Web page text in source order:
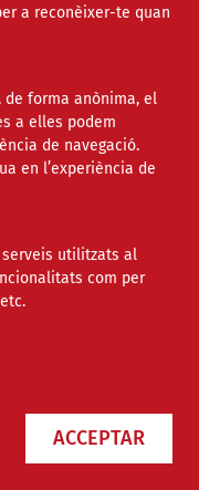
a reconèixer-te quan
de forma anònima, el
a elles podem
de navegació.
en l’experiència de
utilitzats al
com per
ACCEPTAR
de
xarxes socials